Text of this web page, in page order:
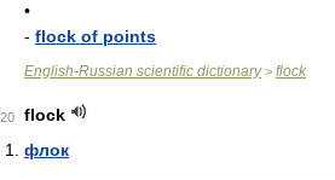
•
- flock of points
English-Russian scientific dictionary> flock
20
flock
флок